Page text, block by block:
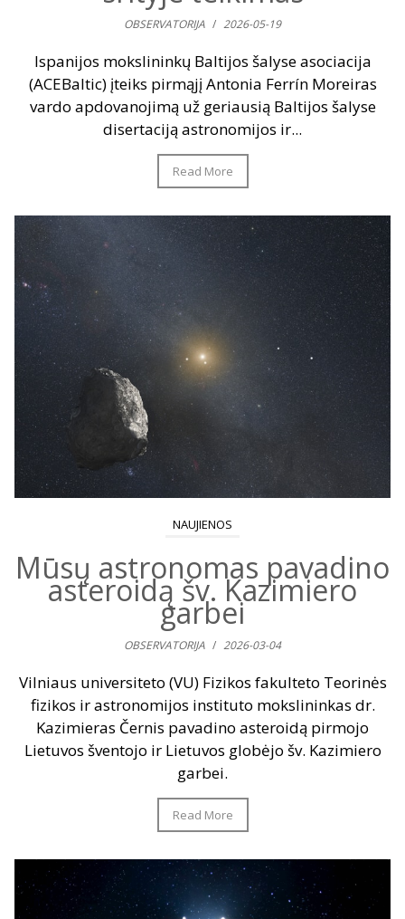
OBSERVATORIJA / 2026-05-19
Ispanijos mokslininkų Baltijos šalyse asociacija
(ACEBaltic) įteiks pirmąjį Antonia Ferrín Moreiras
vardo apdovanojimą už geriausią Baltijos šalyse
disertaciją astronomijos ir...
Read More
NAUJIENOS
Mūsų astronomas pavadino
asteroidą šv. Kazimiero
garbei
OBSERVATORIJA / 2026-03-04
Vilniaus universiteto (VU) Fizikos fakulteto Teorinės
fizikos ir astronomijos instituto mokslininkas dr.
Kazimieras Černis pavadino asteroidą pirmojo
Lietuvos šventojo ir Lietuvos globėjo šv. Kazimiero
garbei.
Read More